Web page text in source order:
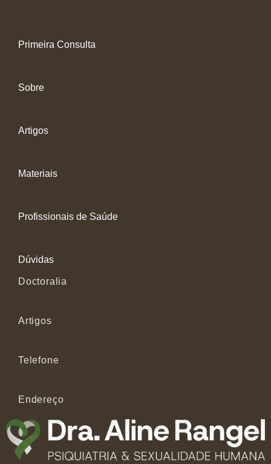
Primeira Consulta
Sobre
Artigos
Materiais
Profissionais de Saúde
Dúvidas
Doctoralia
Artigos
Telefone
Endereço